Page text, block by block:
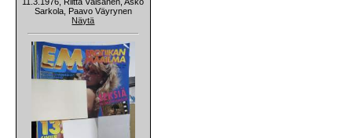
Sarkola, Paavo Väyrynen
Näytä